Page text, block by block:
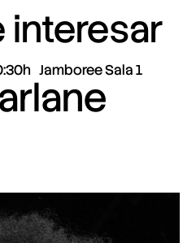
interesar
Jamboree Sala 1